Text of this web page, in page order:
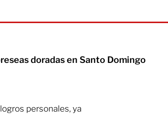
doradas en Santo Domingo
personales, ya